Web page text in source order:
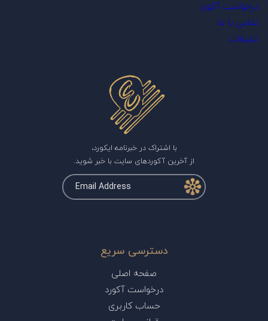
درخواست آکورد
تماس با ما
تبلیغات
با اشتراک در خبرنامه ایکورد،
از آخرین آکوردهای سایت با خبر شوید.
دسترسی سریع
صفحه اصلی
درخواست آکورد
حساب کاربری